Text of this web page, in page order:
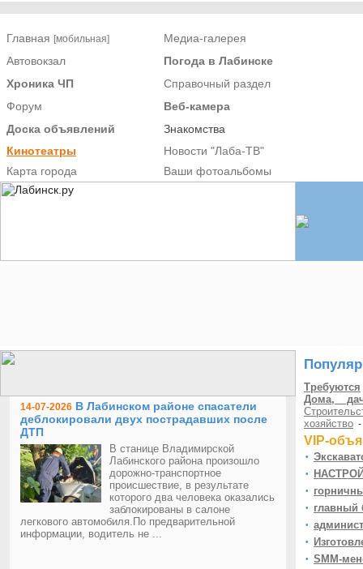
Главная [мобильная]
Медиа-галерея
Автовокзал
Погода в Лабинске
Хроника ЧП
Справочный раздел
Форум
Веб-камера
Доска объявлений
Знакомства
Кинотеатры
Новости "Лаба-ТВ"
Карта города
Ваши фотоальбомы
14-07-2026 В Лабинском районе спасатели
деблокировали двух пострадавших после
ДТП
В станице Владимирской
Лабинского района произошло
дорожно-транспортное
происшествие, в результате
которого два человека оказались
заблокированы в салоне
легкового автомобиля.По предварительной
информации, водитель не ...
Требуются
Дома,
хозяйство
VIP-
•
•
•
• главный
•
•
• SMM-